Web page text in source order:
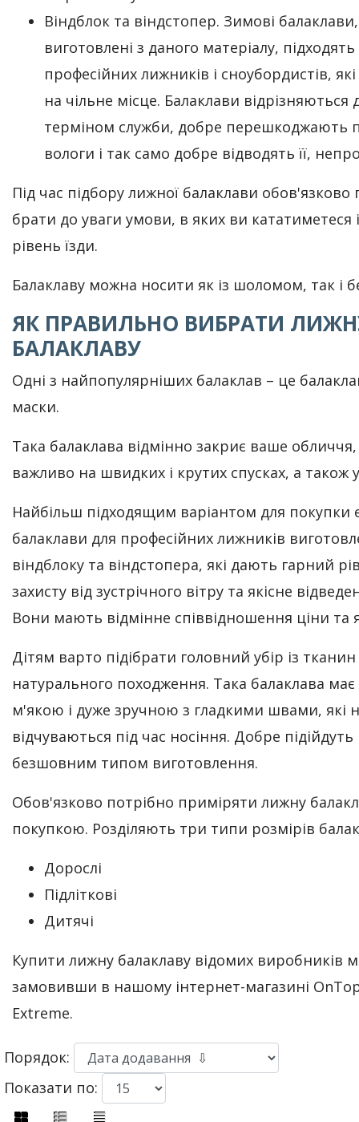
Віндблок та віндстопер. Зимові балаклави,
виготовлені з даного матеріалу,
професійних лижників і сноубордистів,
на чільне місце. Балаклави відрізняються
терміном служби, добре перешкоджають
вологи і так само добре відводять її,
Під час підбору лижної балаклави обов'язково
брати до уваги умови, в яких ви кататиметеся
рівень їзди.
Балаклаву можна носити як із шоломом, так і
ЯК ПРАВИЛЬНО ВИБРАТИ
БАЛАКЛАВУ
Одні з найпопулярніших балаклав – це
маски.
Така балаклава відмінно закриє ваше
важливо на швидких і крутих спусках, а також
Найбільш підходящим варіантом для покупки
балаклави для професійних лижників
віндблоку та віндстопера, які дають гарний
захисту від зустрічного вітру та якісне
Вони мають відмінне співвідношення ціни та
Дітям варто підібрати головний убір із тканин
натурального походження. Така балаклава має
м'якою і дуже зручною з гладкими швами, які
відчуваються під час носіння. Добре підійдуть
безшовним типом виготовлення.
Обов'язково потрібно приміряти лижну
покупкою. Розділяють три типи розмірів
Дорослі
Підліткові
Дитячі
Купити лижну балаклаву відомих виробників
замовивши в нашому інтернет-магазині
Extreme.
Порядок:
Показати по: